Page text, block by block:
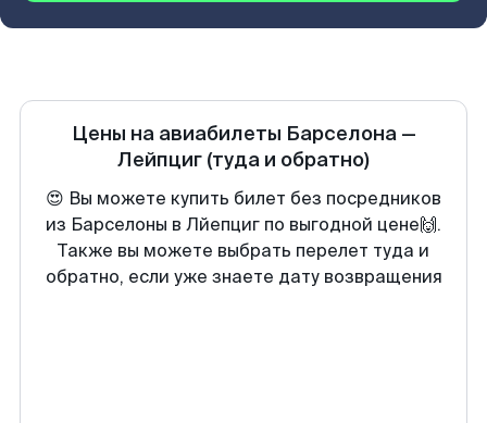
Цены на авиабилеты Барселона—
Лейпциг (туда и обратно)
😍 Вы можете купить билет без посредников
из Барселоны в Лйепциг по выгодной цене🙌.
Также вы можете выбрать перелет туда и
обратно, если уже знаете дату возвращения